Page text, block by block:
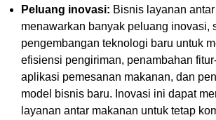
Peluang inovasi: Bisnis layanan
menawarkan banyak peluang inovasi,
pengembangan teknologi baru untuk
efisiensi pengiriman, penambahan
aplikasi pemesanan makanan, dan
model bisnis baru. Inovasi ini dapat
layanan antar makanan untuk tetap